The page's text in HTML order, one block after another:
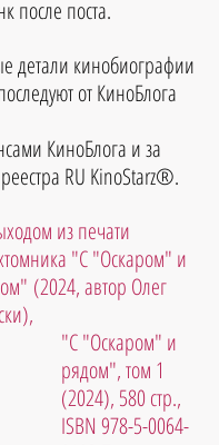
после поста.
детали кинобиографии
от КиноБлога
КиноБлога и за
RU KinoStarz®.
из печати
"С "Оскаром" и
(2024, автор Олег
"С "Оскаром" и
рядом", том 1
(2024), 580 стр.,
ISBN 978-5-0064-